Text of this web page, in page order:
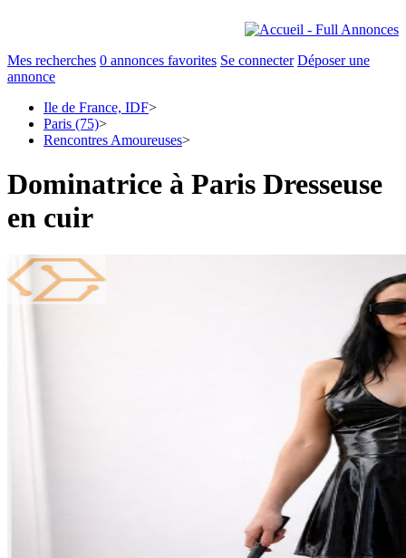
Mes recherches 0 annonces favorites Se connecter Déposer une
annonce
Ile de France, IDF>
Paris (75)>
Rencontres Amoureuses>
Dominatrice à Paris Dresseuse
en cuir